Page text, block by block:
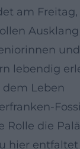
am Freitag,
lebendig
dem Leben
Rolle die
hier